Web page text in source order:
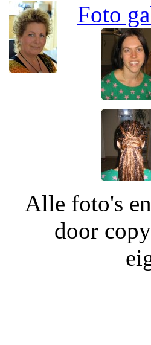
Foto
Alle foto's
door